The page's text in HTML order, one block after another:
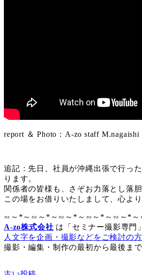
report ＆ Photo：A-zo staff M.nagaishi
追記：先日、社員が沖縄出張で行っ
ります。
関係者の皆様も、さぞお力落とし落
この場をお借りいたしまして、
∽～*～∽～*～∽～*～∽～*～∽～*
A-zo株式会社 は「セミナー撮影専門
人文字を企画・撮影などをご検討の
撮影・編集・制作の最初から最後ま